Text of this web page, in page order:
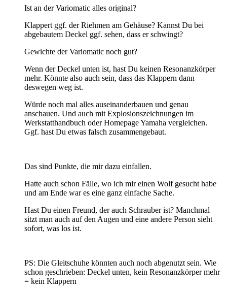
Ist an der Variomatic alles original?
Klappert ggf. der Riehmen am Gehäuse? Kannst Du bei
abgebautem Deckel ggf. sehen, dass er schwingt?
Gewichte der Variomatic noch gut?
Wenn der Deckel unten ist, hast Du keinen Resonanzkörper
mehr. Könnte also auch sein, dass das Klappern dann
deswegen weg ist.
Würde noch mal alles auseinanderbauen und genau
anschauen. Und auch mit Explosionszeichnungen im
Werkstatthandbuch oder Homepage Yamaha vergleichen.
Ggf. hast Du etwas falsch zusammengebaut.
Das sind Punkte, die mir dazu einfallen.
Hatte auch schon Fälle, wo ich mir einen Wolf gesucht habe
und am Ende war es eine ganz einfache Sache.
Hast Du einen Freund, der auch Schrauber ist? Manchmal
sitzt man auch auf den Augen und eine andere Person sieht
sofort, was los ist.
PS: Die Gleitschuhe könnten auch noch abgenutzt sein. Wie
schon geschrieben: Deckel unten, kein Resonanzkörper mehr
= kein Klappern